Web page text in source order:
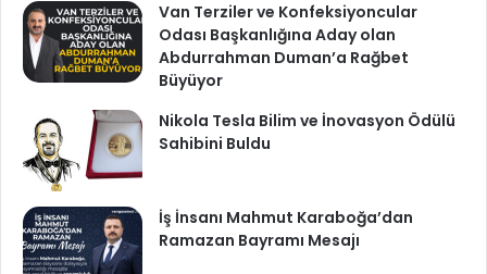
Van Terziler ve Konfeksiyoncular
Odası Başkanlığına Aday olan
Abdurrahman Duman’a Rağbet
Büyüyor
Nikola Tesla Bilim ve İnovasyon Ödülü
Sahibini Buldu
İş İnsanı Mahmut Karaboğa’dan
Ramazan Bayramı Mesajı